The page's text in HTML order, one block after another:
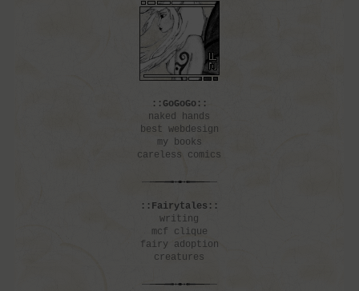
::GoGoGo::
naked hands
best webdesign
my books
careless comics
::Fairytales::
writing
mcf clique
fairy adoption
creatures